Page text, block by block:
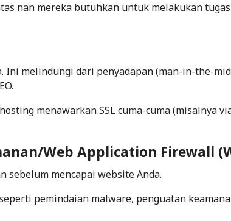
nan mereka butuhkan untuk melakukan
melindungi dari penyadapan (man-in-the-
menawarkan SSL cuma-cuma (misalnya
Web Application Firewall
sebelum mencapai website Anda.
pemindaian malware, penguatan